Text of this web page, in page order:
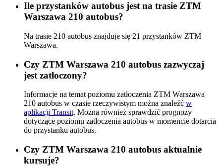
Ile przystanków autobus jest na trasie ZTM
Warszawa 210 autobus?
Na trasie 210 autobus znajduje się 21 przystanków ZTM
Warszawa.
Czy ZTM Warszawa 210 autobus zazwyczaj
jest zatłoczony?
Informacje na temat poziomu zatłoczenia ZTM Warszawa
210 autobus w czasie rzeczywistym można znaleźć w
aplikacji Transit. Można również sprawdzić prognozy
dotyczące poziomu zatłoczenia autobus w momencie dotarcia
do przystanku autobus.
Czy ZTM Warszawa 210 autobus aktualnie
kursuje?